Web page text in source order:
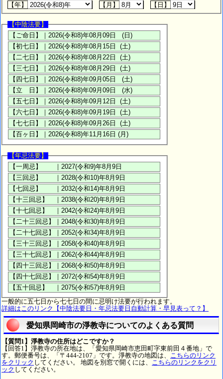
【年】
【月】 【日】
【中陰法要】
【年忌法要】
一般的に五七日から七七日の間に忌明け法要が行われます。
詳細はこのリンク【中陰法要日・年忌法要日自動計算・早見表って？】
愛知県岡崎市の淨教寺についてのよくある質問
【質問1】淨教寺の住所はどこですか？
【回答1】淨教寺の所在地は、「愛知県岡崎市恵田町字東前田４番地」で
す。郵便番号は、「〒444-2107」です。淨教寺の地図は、 こちらのリンク
をクリック してください。 地図を別窓で開くには、 こちらのリンクをクリ
ック してください。